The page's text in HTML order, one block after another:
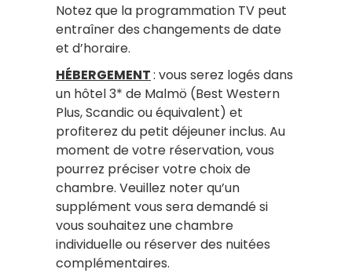
Notez que la programmation TV peut
entraîner des changements de date
et d’horaire.
HÉBERGEMENT: vous serez logés dans
un hôtel 3* de Malmö (Best Western
Plus, Scandic ou équivalent) et
profiterez du petit déjeuner inclus. Au
moment de votre réservation, vous
pourrez préciser votre choix de
chambre. Veuillez noter qu’un
supplément vous sera demandé si
vous souhaitez une chambre
individuelle ou réserver des nuitées
complémentaires.